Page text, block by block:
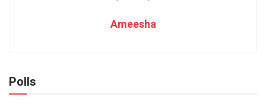
Ameesha
Polls